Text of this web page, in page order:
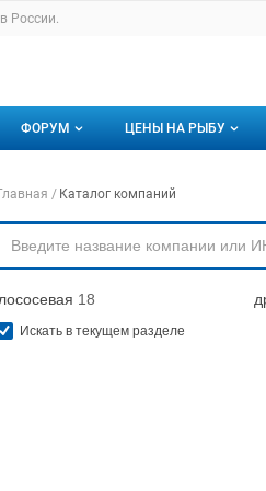
сайту fishretail.ru
в России.
сайта fishretail.ru
ФОРУМ
Избранные
С моим участием
ЦЕНЫ НА РЫБУ
Актуальные
Динамика цен
по
Каталог компаний
лососевая 18
Искать в текущем разделе